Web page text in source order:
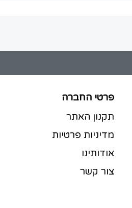
פרטי החברה
תקנון האתר
מדיניות פרטיות
אודותינו
צור קשר